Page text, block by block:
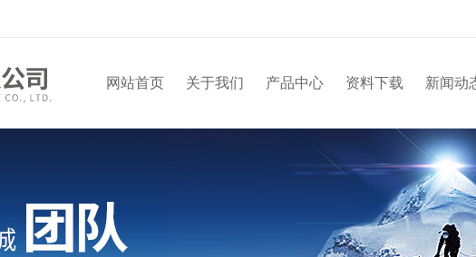
网站首页 关于我们 产品中心 资料下载 新闻动